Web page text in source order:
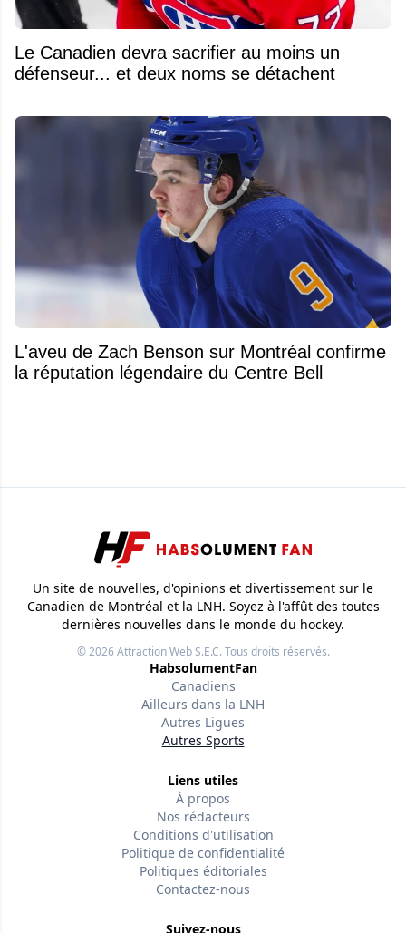
Le Canadien devra sacrifier au moins un
défenseur... et deux noms se détachent
L'aveu de Zach Benson sur Montréal confirme
la réputation légendaire du Centre Bell
Un site de nouvelles, d'opinions et divertissement sur le
Canadien de Montréal et la LNH. Soyez à l'affût des toutes
dernières nouvelles dans le monde du hockey.
© 2026Attraction Web S.E.C.Tous droits réservés.
HabsolumentFan
Canadiens
Ailleurs dans la LNH
Autres Ligues
Autres Sports
Liens utiles
À propos
Nos rédacteurs
Conditions d'utilisation
Politique de confidentialité
Politiques éditoriales
Contactez-nous
Suivez-nous